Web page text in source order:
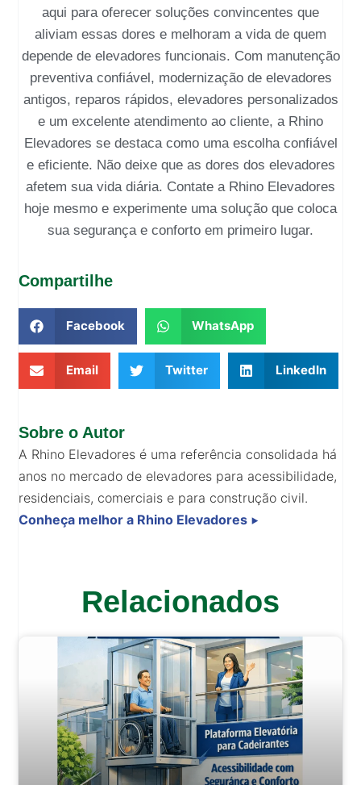
aqui para oferecer soluções convincentes que
aliviam essas dores e melhoram a vida de quem
depende de elevadores funcionais. Com manutenção
preventiva confiável, modernização de elevadores
antigos, reparos rápidos, elevadores personalizados
e um excelente atendimento ao cliente, a Rhino
Elevadores se destaca como uma escolha confiável
e eficiente. Não deixe que as dores dos elevadores
afetem sua vida diária. Contate a Rhino Elevadores
hoje mesmo e experimente uma solução que coloca
sua segurança e conforto em primeiro lugar.
Compartilhe
Facebook WhatsApp
Email Twitter LinkedIn
Sobre o Autor
A Rhino Elevadores é uma referência consolidada há
anos no mercado de elevadores para acessibilidade,
residenciais, comerciais e para construção civil.
Conheça melhor a Rhino Elevadores ⯈
Relacionados